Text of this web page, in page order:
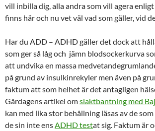
vill inbilla dig, alla andra som vill agera
finns här och nu vet väl vad som gäller, vid
Har du ADD – ADHD gäller det dock att
som ger så låg och jämn blodsockerkurva
att undvika en massa
på grund av insulkinrekyler men även på
faktum att som helhet är det antagligen
Gårdagens artikel omslaktbantning med
kan med lika stor behållning läsas av de
de sin inte ens ADHD testat sig. Faktum är